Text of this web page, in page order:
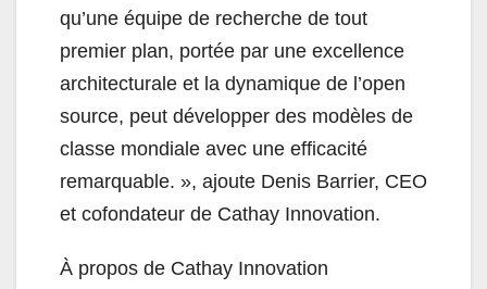
qu’une équipe de recherche de tout
premier plan, portée par une excellence
architecturale et la dynamique de l’open
source, peut développer des modèles de
classe mondiale avec une efficacité
remarquable. », ajoute Denis Barrier, CEO
et cofondateur de Cathay Innovation.
À propos de Cathay Innovation